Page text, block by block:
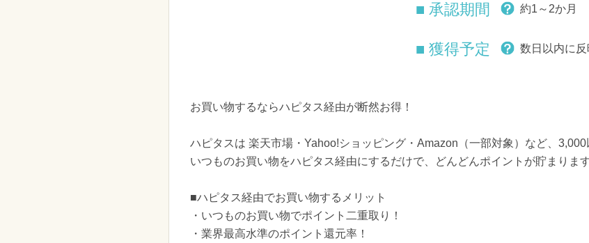
■ 承認期間 約1～2か月
■ 獲得予定 数日以内に反
お買い物するならハピタス経由が断然お得！
ハピタスは 楽天市場・Yahoo!ショッピング・Amazon（一部対象）など、3,000
いつものお買い物をハピタス経由にするだけで、どんどんポイントが貯まりま
■ハピタス経由でお買い物するメリット
・いつものお買い物でポイント二重取り！
・業界最高水準のポイント還元率！